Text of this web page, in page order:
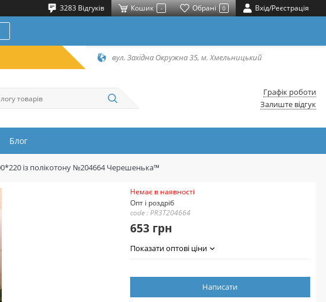
3283 Відгуків Кошик - Обрані 0 Вхід/Реєстрація
вул. Західна Окружна 35, м. Хмельницький
Графік роботи
Залиште відгук
Блог
із полікотону №204664 Черешенька™
Немає в наявності
Опт і роздріб
code : PR3T204664
653 грн
Показати оптові ціни
Написати